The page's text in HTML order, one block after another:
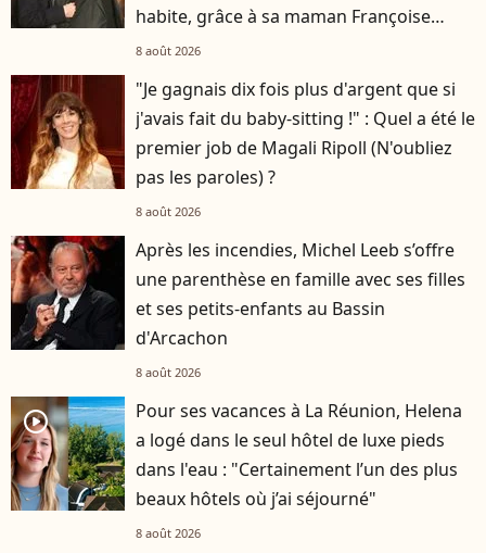
habite, grâce à sa maman Françoise
Hardy
8 août 2026
"Je gagnais dix fois plus d'argent que si
j'avais fait du baby-sitting !" : Quel a été le
premier job de Magali Ripoll (N'oubliez
pas les paroles) ?
8 août 2026
Après les incendies, Michel Leeb s’offre
une parenthèse en famille avec ses filles
et ses petits-enfants au Bassin
d'Arcachon
8 août 2026
player2
Pour ses vacances à La Réunion, Helena
a logé dans le seul hôtel de luxe pieds
dans l'eau : "Certainement l’un des plus
beaux hôtels où j’ai séjourné"
8 août 2026